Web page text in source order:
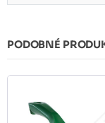
PODOBNÉ